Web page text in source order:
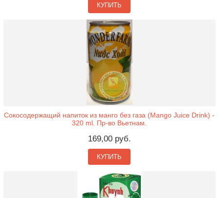
КУПИТЬ
Сокосодержащий напиток из манго без газа (Mango Juice Drink) -
320 ml. Пр-во Вьетнам.
169,00 руб.
КУПИТЬ